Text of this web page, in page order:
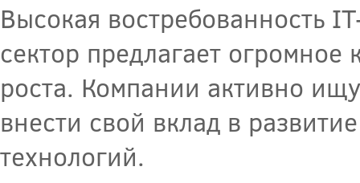
Высокая востребованность
сектор предлагает
роста. Компании активно
внести свой вклад в
технологий.